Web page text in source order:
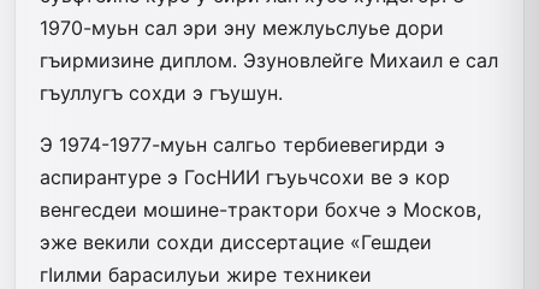
1970-муьн сал эри эну межлуьслуье дори
гъирмизине диплом. Эзуновлейге Михаил е сал
гъуллугъ сохди э гъушун.
Э 1974-1977-муьн салгьо тербиевегирди э
аспирантуре э ГосНИИ гъуьчсохи ве э кор
венгесдеи мошине-трактори бохче э Москов,
эже векили сохди диссертацие «Гешдеи
гIилми барасилуьи жире техникеи